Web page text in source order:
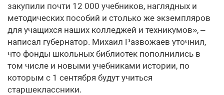
закупили почти 12 000 учебников, наглядных и
методических пособий и столько же экземпляров
для учащихся наших колледжей и техникумов», –
написал губернатор. Михаил Развожаев уточнил,
что фонды школьных библиотек пополнились в
том числе и новыми учебниками истории, по
которым с 1 сентября будут учиться
старшеклассники.